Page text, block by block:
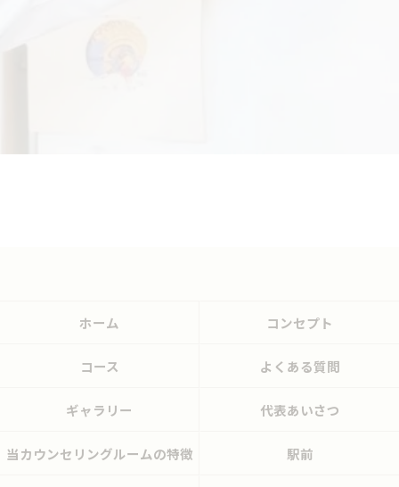
ホーム コンセプト
コース よくある質問
ギャラリー 代表あいさつ
当カウンセリングルームの特徴 駅前